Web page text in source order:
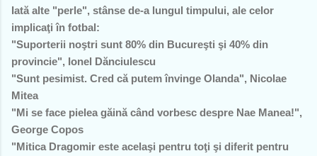
Iată alte "perle", stânse de-a lungul timpului, ale celor
implicaţi în fotbal:
"Suporterii noştri sunt 80% din Bucureşti şi 40% din
provincie", Ionel Dănciulescu
"Sunt pesimist. Cred că putem învinge Olanda", Nicolae
Mitea
"Mi se face pielea găină când vorbesc despre Nae Manea!",
George Copos
"Mitica Dragomir este acelaşi pentru toţi şi diferit pentru